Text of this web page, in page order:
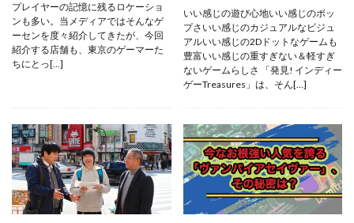
プレイヤーの記憶に残るロケーショ
ンも多い。当メディアではそんなゲ
ーセンを度々紹介してきたが、今回
紹介する店舗も、東京のゲーマーた
ちにとっ[…]
いい感じの遊び心地いい感じのポッ
プさいい感じのカジュアルなビジュ
アルいい感じの2Dドットなゲームも
豊富いい感じの重すぎない＆軽すぎ
ないゲームらしさ 「発見! インディー
ゲーTreasures」は、そん[…]